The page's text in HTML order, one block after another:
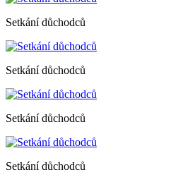
Setkání důchodců
Setkání důchodců
Setkání důchodců
Setkání důchodců